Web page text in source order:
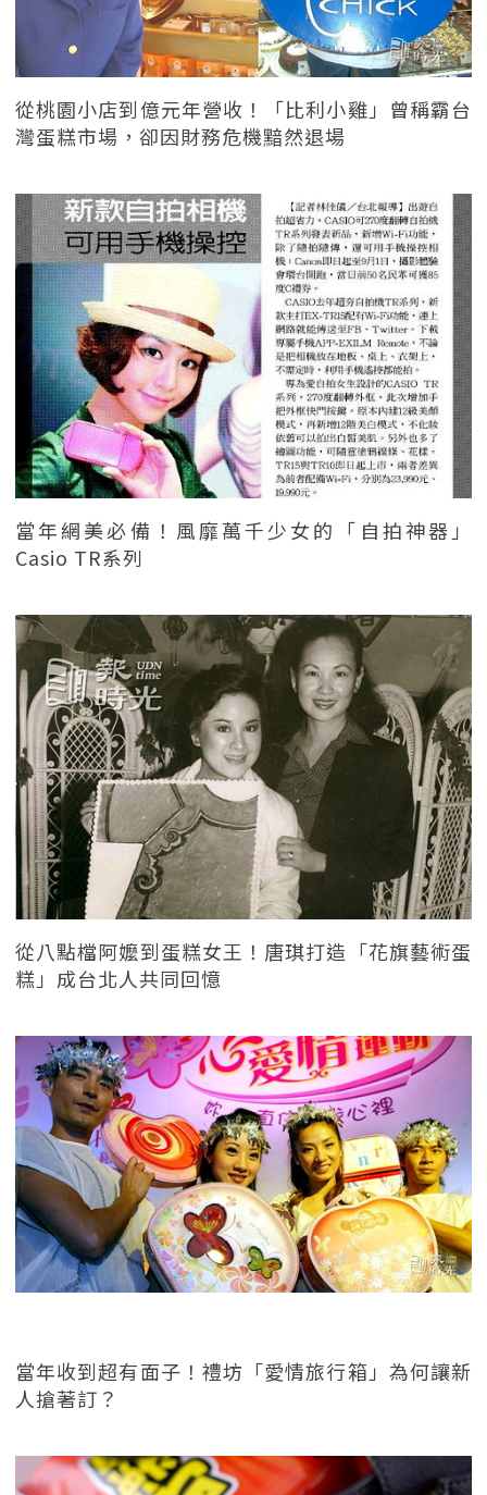
從桃園小店到億元年營收！「比利小雞」曾稱霸台
灣蛋糕市場，卻因財務危機黯然退場
當年網美必備！風靡萬千少女的「自拍神器」
Casio TR系列
從八點檔阿嬤到蛋糕女王！唐琪打造「花旗藝術蛋
糕」成台北人共同回憶
當年收到超有面子！禮坊「愛情旅行箱」為何讓新
人搶著訂？